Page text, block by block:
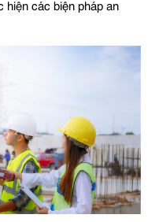
hiện các biện pháp an